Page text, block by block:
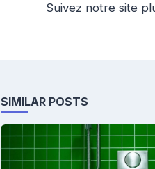
Suivez notre site
SIMILAR POSTS